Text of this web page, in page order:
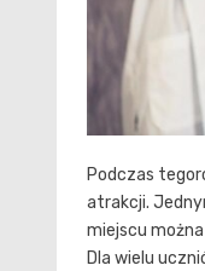
Podczas
atrakcji.
miejscu
Dla wielu